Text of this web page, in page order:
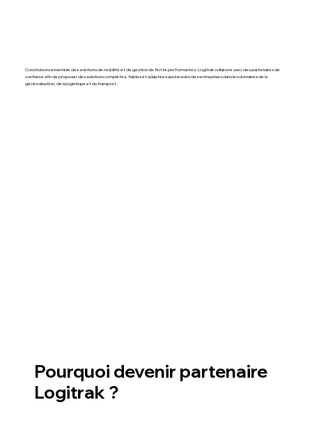
Construisons ensemble des solutions de mobilité et de gestion de flotte performantes. Logitrak collabore avec des partenaires de
confiance afin de proposer des solutions complètes, fiables et adaptées aux besoins des entreprises dans les domaines de la
géolocalisation, de la logistique et du transport.
Pourquoi devenir partenaire
Logitrak ?